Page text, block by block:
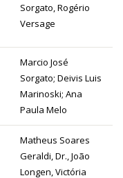
Sorgato, Rogério
Versage
Marcio José
Sorgato; Deivis Luis
Marinoski; Ana
Paula Melo
Matheus Soares
Geraldi, Dr., João
Longen, Victória